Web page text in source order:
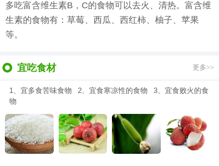
多吃富含维生素B，C的食物可以去火、清热。富含维
生素的食物有：草莓、西瓜、西红柿、柚子、苹果
等。
宜吃食材 更多>>
1、宜多食苦味食物 2、宜食寒凉性的食物 3、宜食败火的食
物